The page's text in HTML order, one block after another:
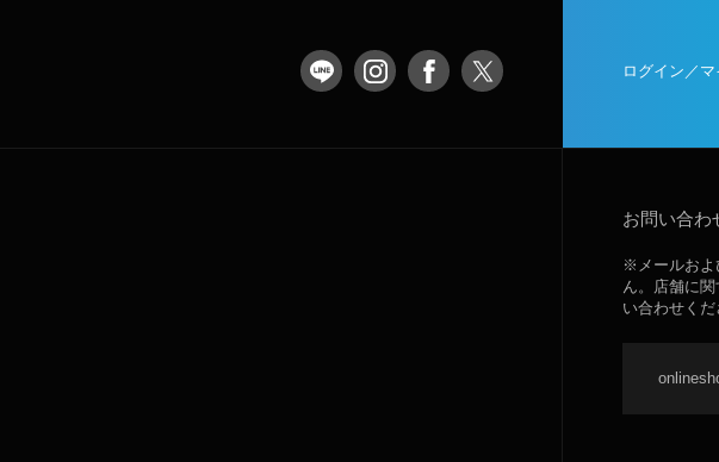
ログイン／
お問い合わ
※メールおよ
ん。店舗に
い合わせくだ